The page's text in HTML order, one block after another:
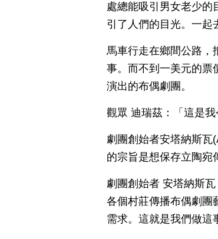
處總能吸引男女老少的
引了人們的目光。一起
馬車行走在鄉間公路，
事。而不到一美元的票
演出的布偶劇團。
觀眾 迪瑞茲：「這是我
劇團創始者安塔納斯瓦
的宗旨是想保存立陶宛
劇團創始者 安塔納斯
各個村莊傳播布偶劇團
需求。這就是我們做這